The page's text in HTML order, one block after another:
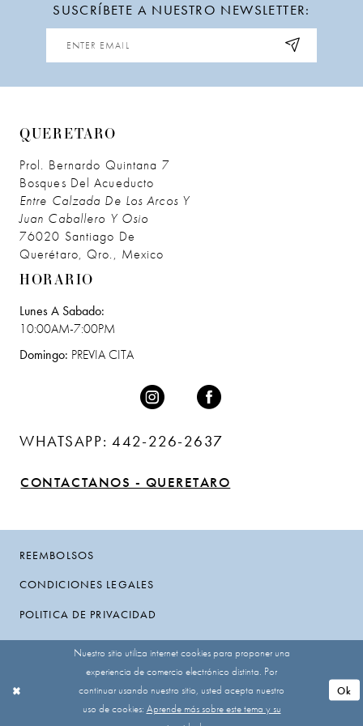
14
SUSCRÍBETE A NUESTRO NEWSLETTER:
QUERETARO
Prol. Bernardo Quintana 7
Bosques Del Acueducto
Entre Calzada De Los Arcos Y
Juan Caballero Y Osio
76020 Santiago De
Querétaro, Qro., Mexico
HORARIO
Lunes A Sabado:
10:00AM-7:00PM
Domingo: PREVIA CITA
WHATSAPP: 442-226-2637
CONTACTANOS - QUERETARO
REEMBOLSOS
CONDICIONES LEGALES
POLITICA DE PRIVACIDAD
Nuestro sitio utiliza internet cookies para proponer una
experiencia de comercio electrónico distinta. Por
continuar usando nuestro sitio, usted acepta nuestro
uso de cookies: Aprende más sobre este tema y su
Ok